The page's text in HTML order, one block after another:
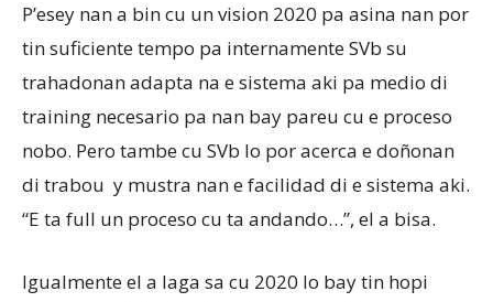
P’esey nan a bin cu un vision 2020 pa asina nan por
tin suficiente tempo pa internamente SVb su
trahadonan adapta na e sistema aki pa medio di
training necesario pa nan bay pareu cu e proceso
nobo. Pero tambe cu SVb lo por acerca e doñonan
di trabou y mustra nan e facilidad di e sistema aki.
“E ta full un proceso cu ta andando…”, el a bisa.
Igualmente el a laga sa cu 2020 lo bay tin hopi